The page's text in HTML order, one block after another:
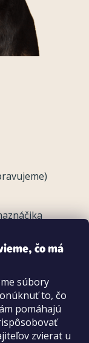
čo má
súbory
to, čo
pomáhajú
zvierat u